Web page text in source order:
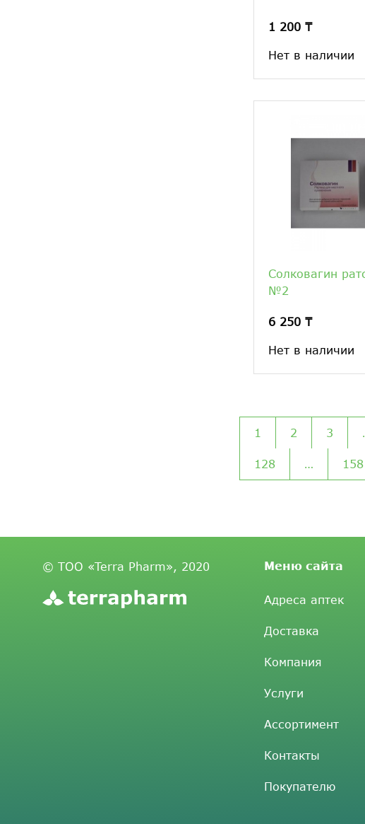
1 200 ₸
Нет в наличии
Солковагин
№2
6 250 ₸
Нет в наличии
1 2 3
128 … 158
© ТОО «Terra Pharm», 2020 Меню сайта
Адреса аптек
Доставка
Компания
Услуги
Ассортимент
Контакты
Покупателю